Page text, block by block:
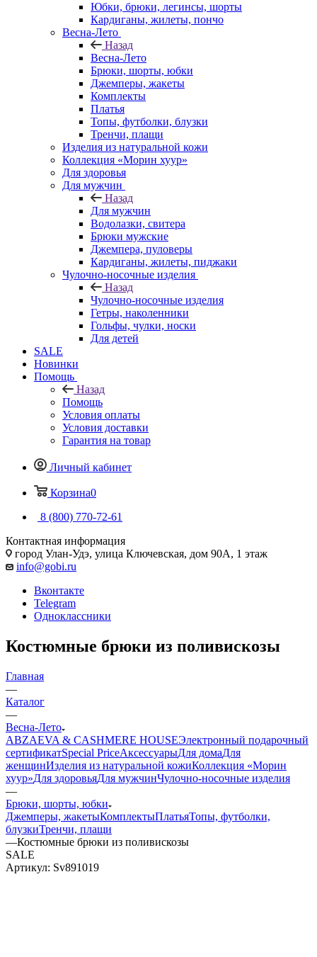
Юбки, брюки, легинсы, шорты
Кардиганы, жилеты, пончо
Весна-Лето
Назад
Весна-Лето
Брюки, шорты, юбки
Джемперы, жакеты
Комплекты
Платья
Топы, футболки, блузки
Тренчи, плащи
Изделия из натуральной кожи
Коллекция «Морин хуур»
Для здоровья
Для мужчин
Назад
Для мужчин
Водолазки, свитера
Брюки мужские
Джемпера, пуловеры
Кардиганы, жилеты, пиджаки
Чулочно-носочные изделия
Назад
Чулочно-носочные изделия
Гетры, наколенники
Гольфы, чулки, носки
Для детей
SALE
Новинки
Помощь
Назад
Помощь
Условия оплаты
Условия доставки
Гарантия на товар
Личный кабинет
Корзина0
8 (800) 770-72-61
Контактная информация
город Улан-Удэ, улица Ключевская, дом 90А, 1 этаж
info@gobi.ru
Вконтакте
Telegram
Одноклассники
Костюмные брюки из поливискозы
Главная
—
Каталог
—
Весна-Лето
ABZAEVA & CASHMERE HOUSEЭлектронный подарочный
сертификатSpecial PriceАксессуарыДля домаДля
женщинИзделия из натуральной кожиКоллекция «Морин
хуур»Для здоровьяДля мужчинЧулочно-носочные изделия
—
Брюки, шорты, юбки
Джемперы, жакетыКомплектыПлатьяТопы, футболки,
блузкиТренчи, плащи
—Костюмные брюки из поливискозы
SALE
Артикул: Sv891019